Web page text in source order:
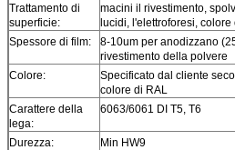
Trattamento di
superficie:
macini il rivestimento,
lucidi, l'elettroforesi, colore
Spessore di film:
8-10um per anodizzano
rivestimento della polvere
Colore:
Specificato dal cliente
colore di RAL
Carattere della
lega:
6063/6061 DI T5, T6
Durezza:
Min HW9